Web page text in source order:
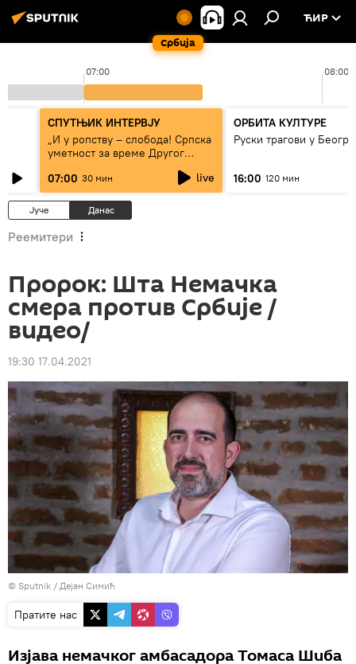
Србија
ЋИР
07:00 08:00
СПУТЊИК ИНТЕРВЈУ
„И у ропству – слобода! Српска
уметност за време Другог
07:00 30 мин live
ОРБИТА КУЛТУРЕ
Руски трагови у
16:00 120 мин
Јуче Данас
Реемитери
Пророк: Шта Немачка
смера против Србије /
видео/
19:30 17.04.2021
© Sputnik / Дејан Симић
Пратите нас
Изјава немачког амбасадора Томаса Шиба